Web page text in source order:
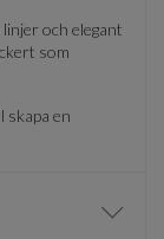
och elegant
som
skapa en
Visa/